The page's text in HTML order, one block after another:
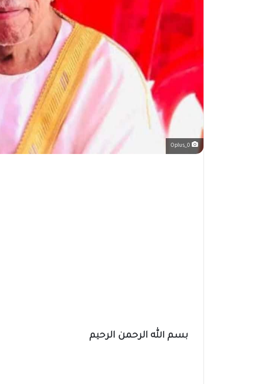
بسم الله الرحمن الرحيم